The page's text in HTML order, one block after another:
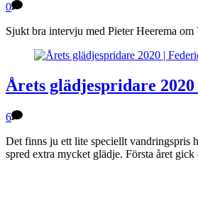
0
Sjukt bra intervju med Pieter Heerema
Årets glädjespridare
6
Det finns ju ett lite speciellt vandringspris
spred extra mycket glädje. Första året